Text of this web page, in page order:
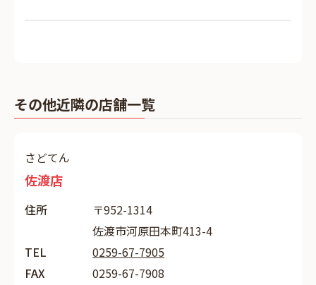
その他近隣の店舗一覧
さどてん
佐渡店
住所
〒952-1314
佐渡市河原田本町413-4
TEL
0259-67-7905
FAX
0259-67-7908